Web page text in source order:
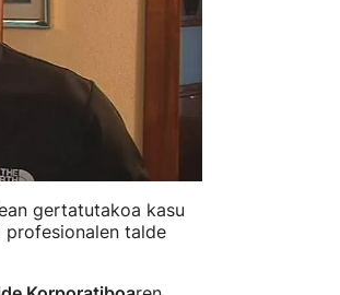
gertatutakoa kasu
profesionalen talde